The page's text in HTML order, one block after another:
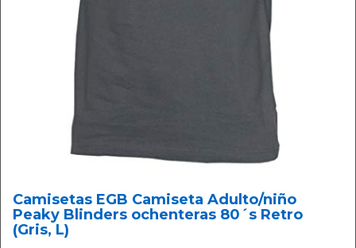
Camisetas EGB Camiseta Adulto/niño
Peaky Blinders ochenteras 80´s Retro
(Gris, L)